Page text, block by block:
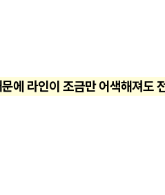
에 라인이 조금만 어색해져도